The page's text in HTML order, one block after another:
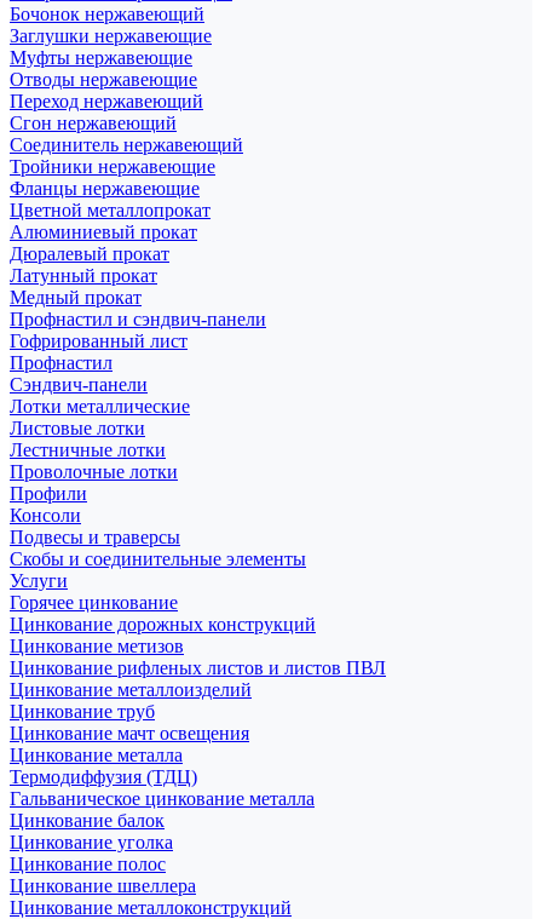
Бочонок нержавеющий
Заглушки нержавеющие
Муфты нержавеющие
Отводы нержавеющие
Переход нержавеющий
Сгон нержавеющий
Соединитель нержавеющий
Тройники нержавеющие
Фланцы нержавеющие
Цветной металлопрокат
Алюминиевый прокат
Дюралевый прокат
Латунный прокат
Медный прокат
Профнастил и сэндвич-панели
Гофрированный лист
Профнастил
Сэндвич-панели
Лотки металлические
Листовые лотки
Лестничные лотки
Проволочные лотки
Профили
Консоли
Подвесы и траверсы
Скобы и соединительные элементы
Услуги
Горячее цинкование
Цинкование дорожных конструкций
Цинкование метизов
Цинкование рифленых листов и листов ПВЛ
Цинкование металлоизделий
Цинкование труб
Цинкование мачт освещения
Цинкование металла
Термодиффузия (ТДЦ)
Гальваническое цинкование металла
Цинкование балок
Цинкование уголка
Цинкование полос
Цинкование швеллера
Цинкование металлоконструкций